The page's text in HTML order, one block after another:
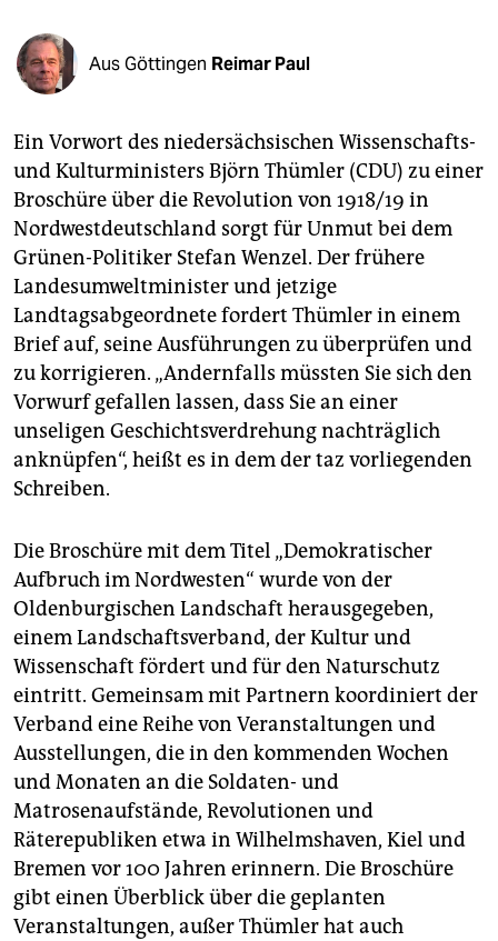
shop
fragen & hilfe
abo
genossenschaft
epaper login
Aus Göttingen Reimar Paul
Ein Vorwort des niedersächsischen Wissenschafts-
und Kulturministers Björn Thümler (CDU) zu einer
Broschüre über die Revolution von 1918/19 in
Nordwestdeutschland sorgt für Unmut bei dem
Grünen-Politiker Stefan Wenzel. Der frühere
Landesumweltminister und jetzige
Landtagsabgeordnete fordert Thümler in einem
Brief auf, seine Ausführungen zu überprüfen und
zu korrigieren. „Andernfalls müssten Sie sich den
Vorwurf gefallen lassen, dass Sie an einer
unseligen Geschichtsverdrehung nachträglich
anknüpfen“, heißt es in dem der taz vorliegenden
Schreiben.
Die Broschüre mit dem Titel „Demokratischer
Aufbruch im Nordwesten“ wurde von der
Oldenburgischen Landschaft herausgegeben,
einem Landschaftsverband, der Kultur und
Wissenschaft fördert und für den Naturschutz
eintritt. Gemeinsam mit Partnern koordiniert der
Verband eine Reihe von Veranstaltungen und
Ausstellungen, die in den kommenden Wochen
und Monaten an die Soldaten- und
Matrosenaufstände, Revolutionen und
Räterepubliken etwa in Wilhelmshaven, Kiel und
Bremen vor 100 Jahren erinnern. Die Broschüre
gibt einen Überblick über die geplanten
Veranstaltungen, außer Thümler hat auch